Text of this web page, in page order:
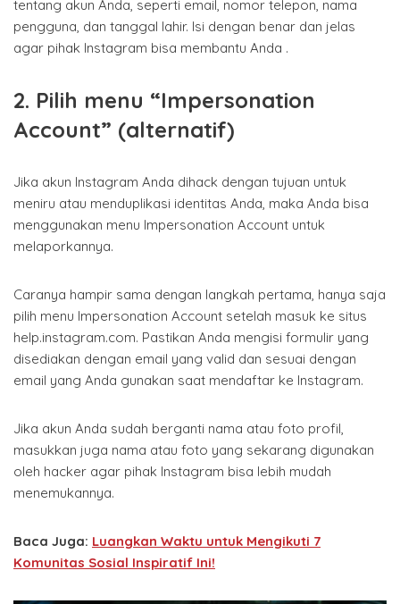
tentang akun Anda, seperti email, nomor telepon, nama
pengguna, dan tanggal lahir. Isi dengan benar dan jelas
agar pihak Instagram bisa membantu Anda .
2. Pilih menu “Impersonation
Account” (alternatif)
Jika akun Instagram Anda dihack dengan tujuan untuk
meniru atau menduplikasi identitas Anda, maka Anda bisa
menggunakan menu Impersonation Account untuk
melaporkannya.
Caranya hampir sama dengan langkah pertama, hanya saja
pilih menu Impersonation Account setelah masuk ke situs
help.instagram.com. Pastikan Anda mengisi formulir yang
disediakan dengan email yang valid dan sesuai dengan
email yang Anda gunakan saat mendaftar ke Instagram.
Jika akun Anda sudah berganti nama atau foto profil,
masukkan juga nama atau foto yang sekarang digunakan
oleh hacker agar pihak Instagram bisa lebih mudah
menemukannya.
Baca Juga: Luangkan Waktu untuk Mengikuti 7
Komunitas Sosial Inspiratif Ini!